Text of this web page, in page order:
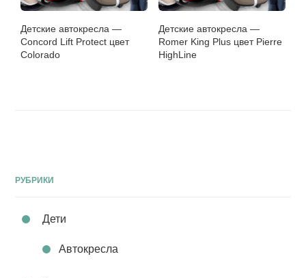
Детские автокресла —
Concord Lift Protect цвет
Colorado
Детские автокресла —
Romer King Plus цвет Pierre
HighLine
РУБРИКИ
Дети
Автокресла